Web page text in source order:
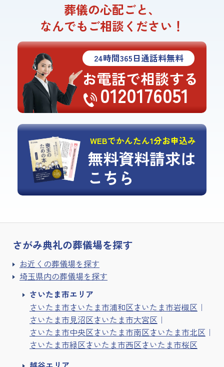
葬儀の心配ごと、
なんでもご相談ください！
24時間365日通話料無料
お電話で相談する
0120176051
WEBでかんたん1分お申込み
無料資料請求は
こちら
さがみ典礼の葬儀場を探す
お近くの葬儀場を探す
埼玉県内の葬儀場を探す
さいたま市エリア
さいたま市さいたま市浦和区さいたま市岩槻区
さいたま市見沼区さいたま市大宮区
さいたま市中央区さいたま市南区さいたま市北区
さいたま市緑区さいたま市西区さいたま市桜区